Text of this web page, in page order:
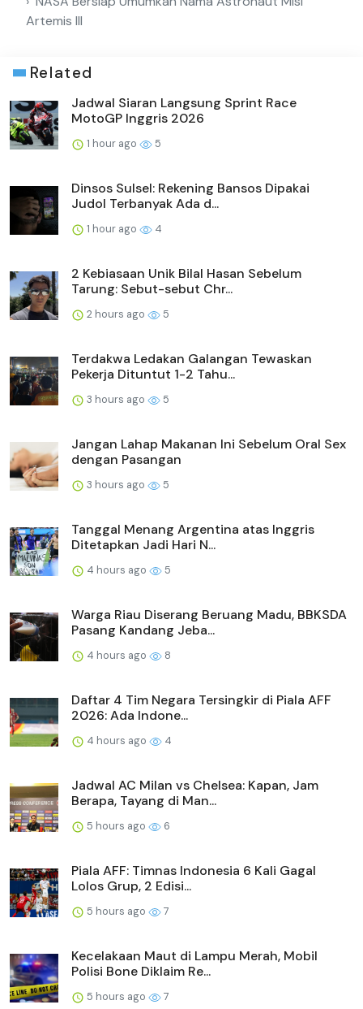
Artemis III
Related
Jadwal Siaran Langsung Sprint Race
MotoGP Inggris 2026
1 hour ago 5
Dinsos Sulsel: Rekening Bansos Dipakai
Judol Terbanyak Ada d...
1 hour ago 4
2 Kebiasaan Unik Bilal Hasan Sebelum
Tarung: Sebut-sebut Chr...
2 hours ago 5
Terdakwa Ledakan Galangan Tewaskan
Pekerja Dituntut 1-2 Tahu...
3 hours ago 5
Jangan Lahap Makanan Ini Sebelum Oral Sex
dengan Pasangan
3 hours ago 5
Tanggal Menang Argentina atas Inggris
Ditetapkan Jadi Hari N...
4 hours ago 5
Warga Riau Diserang Beruang Madu, BBKSDA
Pasang Kandang Jeba...
4 hours ago 8
Daftar 4 Tim Negara Tersingkir di Piala AFF
2026: Ada Indone...
4 hours ago 4
Jadwal AC Milan vs Chelsea: Kapan, Jam
Berapa, Tayang di Man...
5 hours ago 6
Piala AFF: Timnas Indonesia 6 Kali Gagal
Lolos Grup, 2 Edisi...
5 hours ago 7
Kecelakaan Maut di Lampu Merah, Mobil
Polisi Bone Diklaim Re...
5 hours ago 7